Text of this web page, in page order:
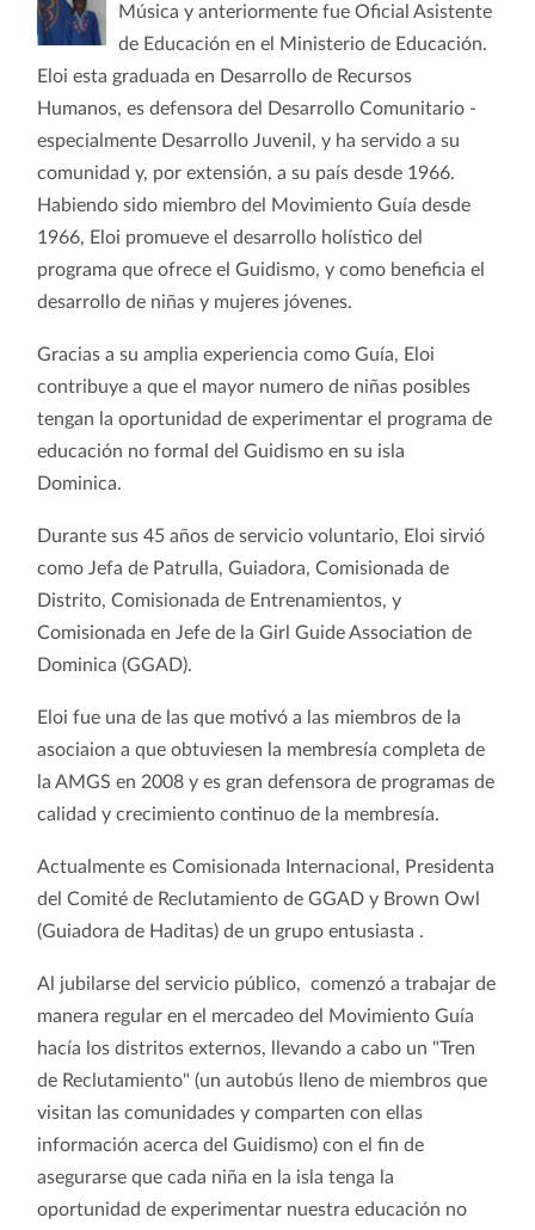
Música y anteriormente fue Oficial Asistente
de Educación en el Ministerio de Educación.
Eloi esta graduada en Desarrollo de Recursos
Humanos, es defensora del Desarrollo Comunitario -
especialmente Desarrollo Juvenil, y ha servido a su
comunidad y, por extensión, a su país desde 1966.
Habiendo sido miembro del Movimiento Guía desde
1966, Eloi promueve el desarrollo holístico del
programa que ofrece el Guidismo, y como beneficia el
desarrollo de niñas y mujeres jóvenes.
Gracias a su amplia experiencia como Guía, Eloi
contribuye a que el mayor numero de niñas posibles
tengan la oportunidad de experimentar el programa de
educación no formal del Guidismo en su isla
Dominica.
Durante sus 45 años de servicio voluntario, Eloi sirvió
como Jefa de Patrulla, Guiadora, Comisionada de
Distrito, Comisionada de Entrenamientos, y
Comisionada en Jefe de la Girl Guide Association de
Dominica (GGAD).
Eloi fue una de las que motivó a las miembros de la
asociaion a que obtuviesen la membresía completa de
la AMGS en 2008 y es gran defensora de programas de
calidad y crecimiento continuo de la membresía.
Actualmente es Comisionada Internacional, Presidenta
del Comité de Reclutamiento de GGAD y Brown Owl
(Guiadora de Haditas) de un grupo entusiasta .
Al jubilarse del servicio público, comenzó a trabajar de
manera regular en el mercadeo del Movimiento Guía
hacía los distritos externos, llevando a cabo un "Tren
de Reclutamiento" (un autobús lleno de miembros que
visitan las comunidades y comparten con ellas
información acerca del Guidismo) con el fin de
asegurarse que cada niña en la isla tenga la
oportunidad de experimentar nuestra educación no